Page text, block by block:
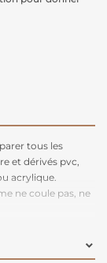
tous les
et dérivés pvc,
acrylique.
ne coule pas, ne
le support. La
support et en
opacifiante et